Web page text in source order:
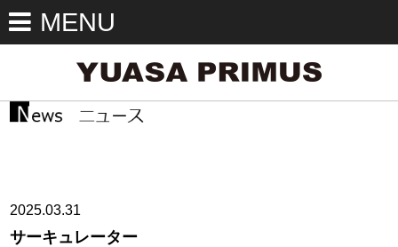
MENU
2025.03.31
サーキュレーター